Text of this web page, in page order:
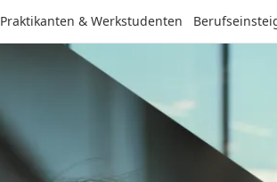
Praktikanten & Werkstudenten